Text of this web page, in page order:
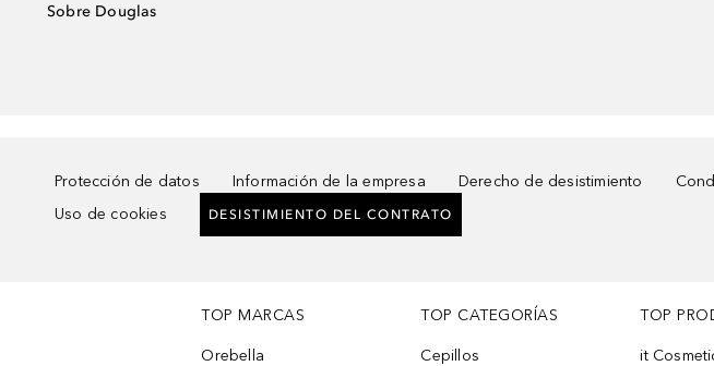
Sobre Douglas
Protección de datos Información de la empresa Derecho de desistimiento
Uso de cookies
DESISTIMIENTO DEL CONTRATO
TOP MARCAS
Orebella
TOP CATEGORÍAS
Cepillos
TOP
it